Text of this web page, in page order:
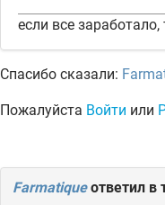
если все
Спасибо сказали:
Пожалуйста Войти или
Farmatiqueответил в